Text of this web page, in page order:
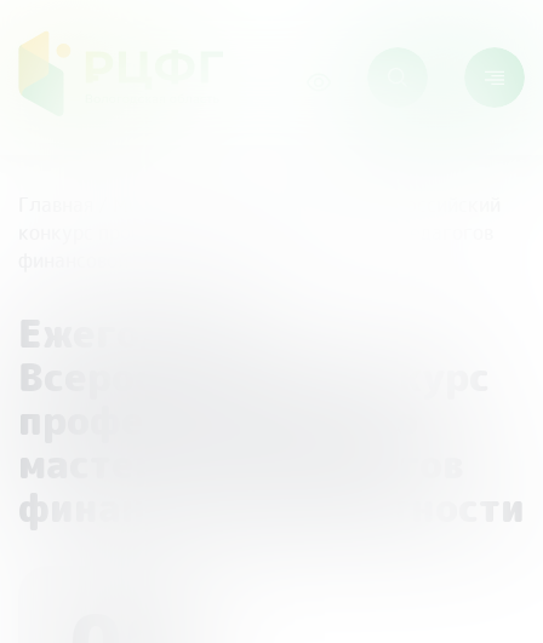
Ежегодный
Всероссийский конкурс
профессионального
мастерства педагогов
финансовой грамотности